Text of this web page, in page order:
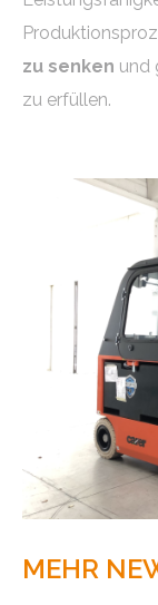
zu senken und
zu erfüllen.
MEHR